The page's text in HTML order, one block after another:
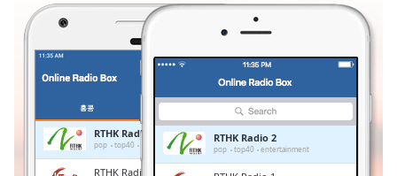
Loaded:
0.00%
Stream
LIVE
currently
behind
LIVE
Remaining
홍콩
RTHK Radio 2
pop top40 entertainment
RTHK Radio 1
RTHK Radio 2
pop top40 entertainment